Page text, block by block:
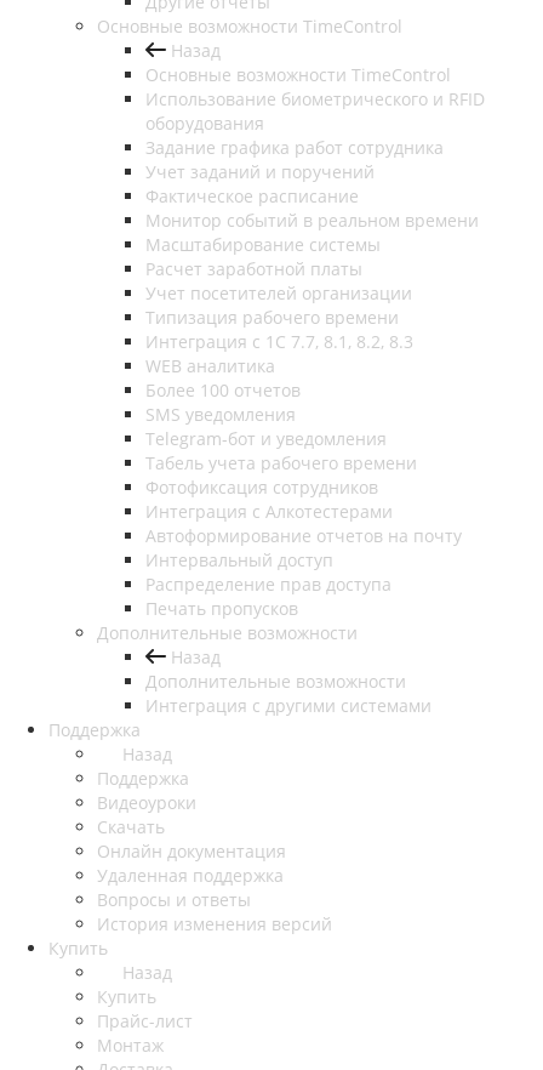
Основные возможности TimeControl
Назад
Основные возможности TimeControl
Использование биометрического и RFID
оборудования
Задание графика работ сотрудника
Учет заданий и поручений
Фактическое расписание
Монитор событий в реальном времени
Масштабирование системы
Расчет заработной платы
Учет посетителей организации
Типизация рабочего времени
Интеграция с 1С 7.7, 8.1, 8.2, 8.3
WEB аналитика
Более 100 отчетов
SMS уведомления
Telegram-бот и уведомления
Табель учета рабочего времени
Фотофиксация сотрудников
Интеграция с Алкотестерами
Автоформирование отчетов на почту
Интервальный доступ
Распределение прав доступа
Печать пропусков
Дополнительные возможности
Назад
Дополнительные возможности
Интеграция с другими системами
Поддержка
Назад
Поддержка
Видеоуроки
Скачать
Онлайн документация
Удаленная поддержка
Вопросы и ответы
История изменения версий
Купить
Назад
Купить
Прайс-лист
Монтаж